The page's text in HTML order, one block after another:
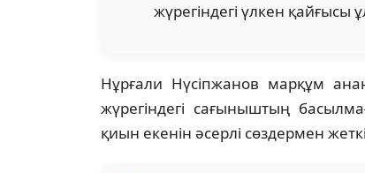
жүрегіндегі үлкен
Нұрғали Нүсіпжанов марқұм
жүрегіндегі сағыныштың
қиын екенін әсерлі сөздермен